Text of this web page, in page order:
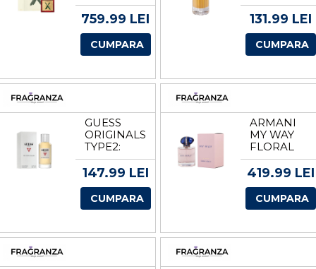
DE
PARFUM
VOLUM
100 ML
759.99 LEI
CUMPARA
BARBATI
EDP
125 ML
131.99 LEI
CUMPARA
GUESS
ORIGINALS
TYPE2:
COACAZ
ROSU SI
UNISEX
EDP
100 ML
147.99 LEI
CUMPARA
ARMANI
MY WAY
FLORAL
EDP
VOLUM 50
419.99 LEI
CUMPARA